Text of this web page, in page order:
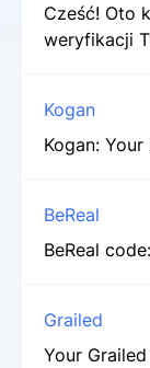
Cześć! Oto
weryfikacji
Kogan
Kogan:
BeReal
BeReal
Grailed
Your